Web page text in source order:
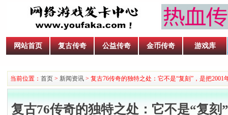
网站首页 复古传奇 公益传奇 金币传奇 游戏库
当前位置： 首页 > 新闻资讯 > ​复古76传奇的独特之处：它不是“复刻”，是把2001
复古76传奇的独特之处：它不是“复